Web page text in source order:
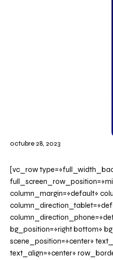
octubre 28, 2023
[vc_row
column_margin=»default»
bg_position=»right bottom»
scene_position=»center»
text_align=»center»